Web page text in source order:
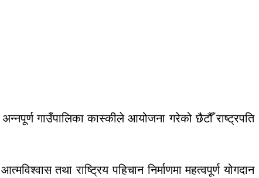
गाउँपालिका कास्कीले आयोजना गरेको छैटौँ राष्ट्रपति
तथा राष्ट्रिय पहिचान निर्माणमा महत्वपूर्ण योगदान